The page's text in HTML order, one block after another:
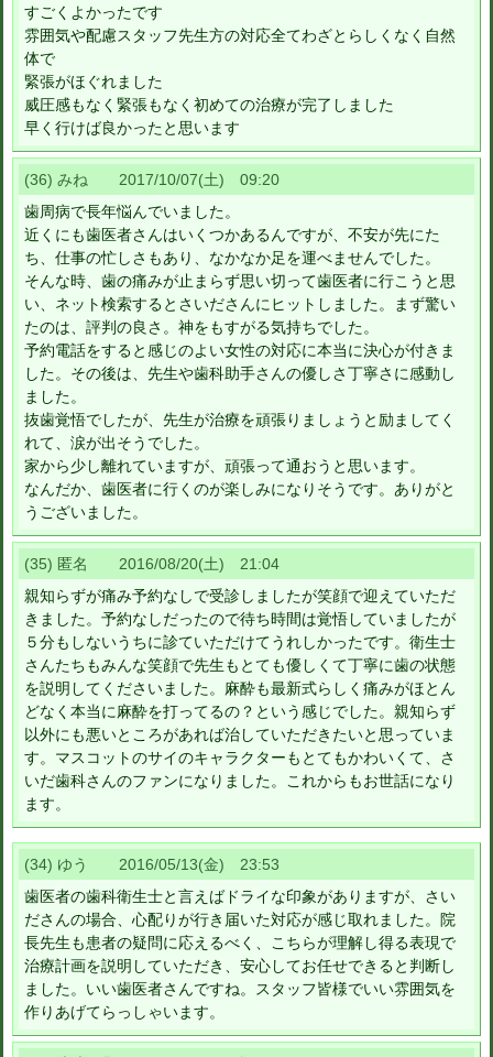
すごくよかったです
雰囲気や配慮スタッフ先生方の対応全てわざとらしくなく自然
体で
緊張がほぐれました
威圧感もなく緊張もなく初めての治療が完了しました
早く行けば良かったと思います
(36) みね 2017/10/07(土) 09:20
歯周病で長年悩んでいました。
近くにも歯医者さんはいくつかあるんですが、不安が先にた
ち、仕事の忙しさもあり、なかなか足を運べませんでした。
そんな時、歯の痛みが止まらず思い切って歯医者に行こうと思
い、ネット検索するとさいださんにヒットしました。まず驚い
たのは、評判の良さ。神をもすがる気持ちでした。
予約電話をすると感じのよい女性の対応に本当に決心が付きま
した。その後は、先生や歯科助手さんの優しさ丁寧さに感動し
ました。
抜歯覚悟でしたが、先生が治療を頑張りましょうと励ましてく
れて、涙が出そうでした。
家から少し離れていますが、頑張って通おうと思います。
なんだか、歯医者に行くのが楽しみになりそうです。ありがと
うございました。
(35) 匿名 2016/08/20(土) 21:04
親知らずが痛み予約なしで受診しましたが笑顔で迎えていただ
きました。予約なしだったので待ち時間は覚悟していましたが
５分もしないうちに診ていただけてうれしかったです。衛生士
さんたちもみんな笑顔で先生もとても優しくて丁寧に歯の状態
を説明してくださいました。麻酔も最新式らしく痛みがほとん
どなく本当に麻酔を打ってるの？という感じでした。親知らず
以外にも悪いところがあれば治していただきたいと思っていま
す。マスコットのサイのキャラクターもとてもかわいくて、さ
いだ歯科さんのファンになりました。これからもお世話になり
ます。
(34) ゆう 2016/05/13(金) 23:53
歯医者の歯科衛生士と言えばドライな印象がありますが、さい
ださんの場合、心配りが行き届いた対応が感じ取れました。院
長先生も患者の疑問に応えるべく、こちらが理解し得る表現で
治療計画を説明していただき、安心してお任せできると判断し
ました。いい歯医者さんですね。スタッフ皆様でいい雰囲気を
作りあげてらっしゃいます。